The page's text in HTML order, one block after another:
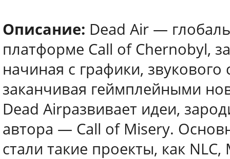
Описание: Dead Air —
платформе Call of Chernobyl,
начиная с графики,
заканчивая геймплейными
Dead Airразвивает идеи,
автора — Call of Misery.
стали такие проекты, как